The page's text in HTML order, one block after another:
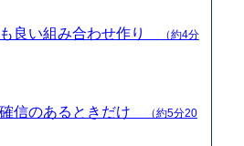
良い組み合わせ作り
（約4分
信のあるときだけ
（約5分20